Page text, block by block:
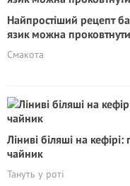
Найпростіший рецепт
язик можна проковтнути
Смакота
Ліниві біляші на
чайник
Тануть у роті